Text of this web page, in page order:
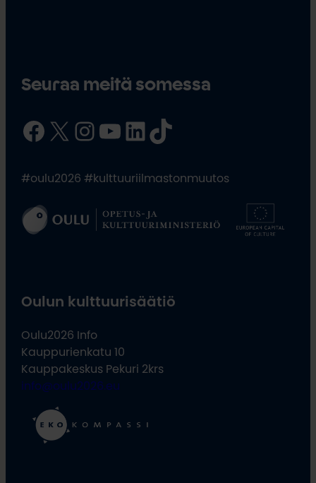
Seuraa meitä somessa
Facebook X InstagramYouTube LinkedIn TikTok
#oulu2026 #kulttuuriilmastonmuutos
Oulun kulttuurisäätiö
Oulu2026 Info
Kauppurienkatu 10
Kauppakeskus Pekuri 2krs
info@oulu2026.eu